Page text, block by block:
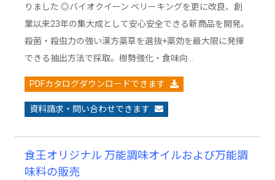
りました ◎バイオクイーン ベリーキングを更に改良、創
業以来23年の集大成として安心安全できる新商品を開発。
殺菌・殺虫力の強い漢方薬草を選抜+薬効を最大限に発揮
できる抽出方法で採取。樹勢強化・食味向…
PDFカタログダウンロードできます
資料請求・問い合わせできます
食王オリジナル 万能調味オイルおよび万能調
味料の販売